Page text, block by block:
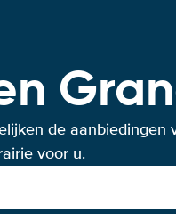
de aanbiedingen
voor u.